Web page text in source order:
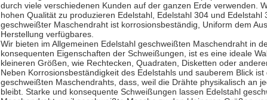
durch viele verschiedenen Kunden auf der ganzen Erde verwenden.
hohen Qualität zu produzieren Edelstahl, Edelstahl 304 und
geschweißter Maschendraht ist korrosionsbeständig, Uniform dem
Herstellung verfügbares.
Wir bieten im Allgemeinen Edelstahl geschweißten Maschendraht in
konsequenten Eigenschaften der Schweißungen, ist es eine ideale
kleineren Größen, wie Rechtecken, Quadraten, Disketten oder
Neben Korrosionsbeständigkeit des Edelstahls und sauberem Blick
geschweißten Maschendrahts, dass, weil die Drähte physikalisch an
bleibt. Starke und konsequente Schweißungen lassen Edelstahl